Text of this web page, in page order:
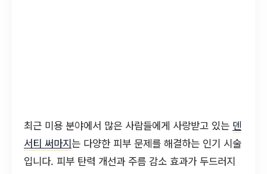
최근 미용 분야에서 많은 사람들에게 사랑받고 있는 덴
서티 써마지는 다양한 피부 문제를 해결하는 인기 시술
입니다. 피부 탄력 개선과 주름 감소 효과가 두드러지